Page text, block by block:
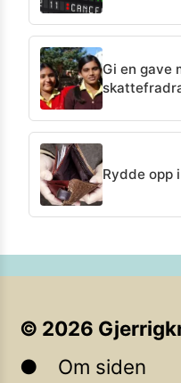
Gi en gave
Rydde opp
© 2026
Om siden